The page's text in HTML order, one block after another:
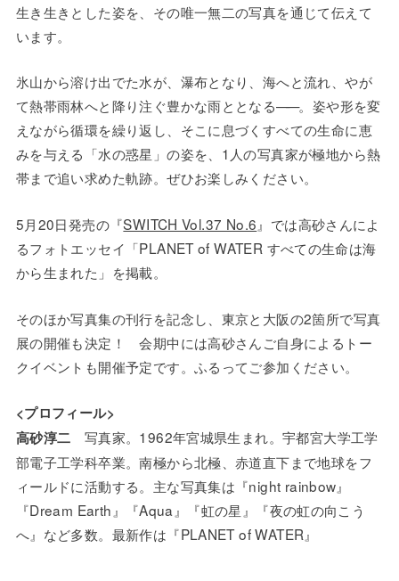
生き生きとした姿を、その唯一無二の写真を通じて伝えて
います。
氷山から溶け出でた水が、瀑布となり、海へと流れ、やが
て熱帯雨林へと降り注ぐ豊かな雨ととなる——。姿や形を変
えながら循環を繰り返し、そこに息づくすべての生命に恵
みを与える「水の惑星」の姿を、1人の写真家が極地から熱
帯まで追い求めた軌跡。ぜひお楽しみください。
5月20日発売の『SWITCH Vol.37 No.6 』では高砂さんによ
るフォトエッセイ「PLANET of WATER すべての生命は海
から生まれた」を掲載。
そのほか写真集の刊行を記念し、東京と大阪の2箇所で写真
展の開催も決定！ 会期中には高砂さんご自身によるトー
クイベントも開催予定です。ふるってご参加ください。
<プロフィール>
高砂淳二 写真家。1962年宮城県生まれ。宇都宮大学工学
部電子工学科卒業。南極から北極、赤道直下まで地球をフ
ィールドに活動する。主な写真集は『night rainbow』
『Dream Earth』『Aqua』『虹の星』『夜の虹の向こう
へ』など多数。最新作は『PLANET of WATER』